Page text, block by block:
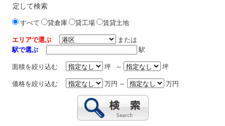
定して検索
すべて 貸倉庫 貸工場 賃貸土地
エリアで選ぶ
または
駅で選ぶ
駅
面積を絞り込む 坪 ～ 坪
価格を絞り込む 万円 ～ 万円